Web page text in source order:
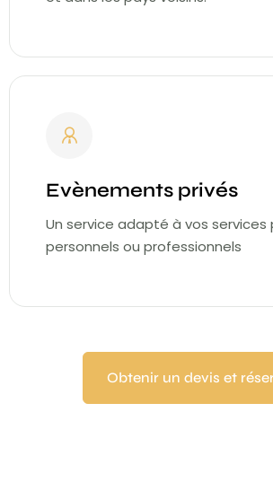
Evènements privés
Un service adapté à vos services
personnels ou professionnels
Obtenir un devis et